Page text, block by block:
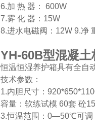
6.加 热 器： 600W
7.雾 化 器：15W
8.进水电磁阀：12W 9.净
YH-60B型混凝土
恒温恒湿养护箱具有全自
技术参数：
1.内胆尺寸：
容量：软练试模 60套 砼
3.恒温范围：0—50℃可